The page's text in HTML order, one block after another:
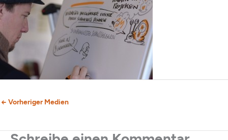
← Vorheriger Medien